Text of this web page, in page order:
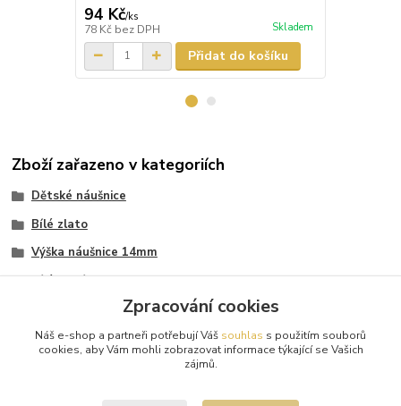
94 Kč/ks
78 Kč bez DPH Skladem
Přidat do košíku
Zboží zařazeno v kategoriích
Dětské náušnice
Bílé zlato
Výška náušnice 14mm
Bílé kamínky
Velikost (výška) 14 mm
Zpracování cookies
Náš e-shop a partneři potřebují Váš souhlas s použitím souborů
cookies, aby Vám mohli zobrazovat informace týkající se Vašich
zájmů.